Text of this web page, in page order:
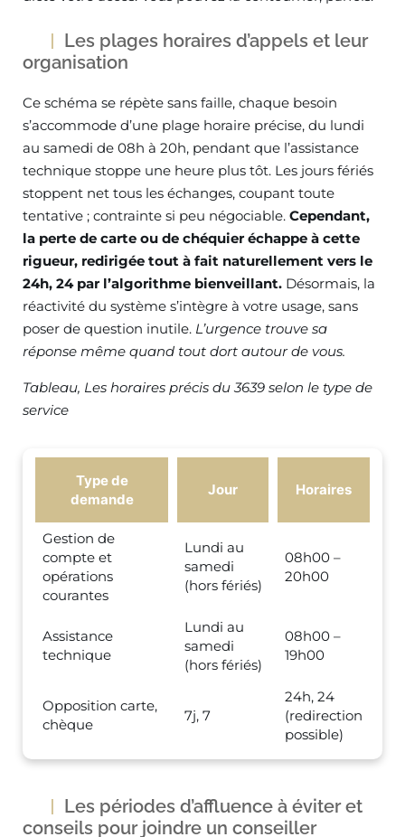
Les plages horaires d’appels et leur
organisation
Ce schéma se répète sans faille, chaque besoin
s’accommode d’une plage horaire précise, du lundi
au samedi de 08h à 20h, pendant que l’assistance
technique stoppe une heure plus tôt. Les jours fériés
stoppent net tous les échanges, coupant toute
tentative ; contrainte si peu négociable. Cependant,
la perte de carte ou de chéquier échappe à cette
rigueur, redirigée tout à fait naturellement vers le
24h, 24 par l’algorithme bienveillant. Désormais, la
réactivité du système s’intègre à votre usage, sans
poser de question inutile. L’urgence trouve sa
réponse même quand tout dort autour de vous.
Tableau, Les horaires précis du 3639 selon le type de
service
Type de
demande
Jour Horaires
Gestion de
compte et
opérations
courantes
Lundi au
samedi
(hors fériés)
08h00 –
20h00
Assistance
technique
Lundi au
samedi
(hors fériés)
08h00 –
19h00
Opposition carte,
chèque
7j, 7
24h, 24
(redirection
possible)
Les périodes d’affluence à éviter et
conseils pour joindre un conseiller